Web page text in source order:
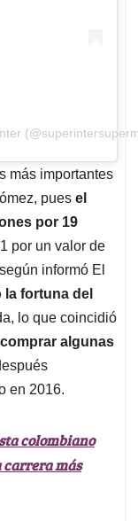
más importantes
pues el
por 19
por un valor de
informó El
la fortuna del
lo que coincidió
algunas
en 2016.
colombiano
carrera más